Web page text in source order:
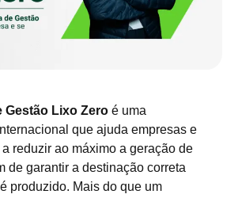
Gestão Lixo Zero é uma
que ajuda empresas e
reduzir ao máximo a geração de
de garantir a destinação correta
produzido. Mais do que um